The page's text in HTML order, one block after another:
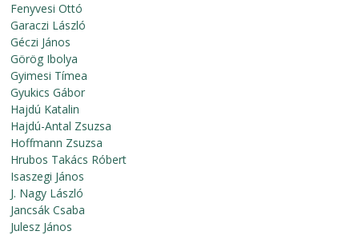
Fenyvesi Ottó
Garaczi László
Géczi János
Görög Ibolya
Gyimesi Tímea
Gyukics Gábor
Hajdú Katalin
Hajdú-Antal Zsuzsa
Hoffmann Zsuzsa
Hrubos Takács Róbert
Isaszegi János
J. Nagy László
Jancsák Csaba
Julesz János